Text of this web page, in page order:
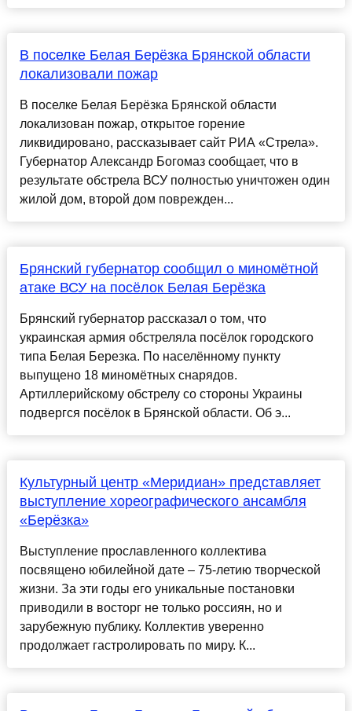
В поселке Белая Берёзка Брянской области
локализовали пожар
В поселке Белая Берёзка Брянской области
локализован пожар, открытое горение
ликвидировано, рассказывает сайт РИА «Стрела».
Губернатор Александр Богомаз сообщает, что в
результате обстрела ВСУ полностью уничтожен один
жилой дом, второй дом поврежден...
Брянский губернатор сообщил о миномётной
атаке ВСУ на посёлок Белая Берёзка
Брянский губернатор рассказал о том, что
украинская армия обстреляла посёлок городского
типа Белая Березка. По населённому пункту
выпущено 18 миномётных снарядов.
Артиллерийскому обстрелу со стороны Украины
подвергся посёлок в Брянской области. Об э...
Культурный центр «Меридиан» представляет
выступление хореографического ансамбля
«Берёзка»
Выступление прославленного коллектива
посвящено юбилейной дате – 75-летию творческой
жизни. За эти годы его уникальные постановки
приводили в восторг не только россиян, но и
зарубежную публику. Коллектив уверенно
продолжает гастролировать по миру. К...